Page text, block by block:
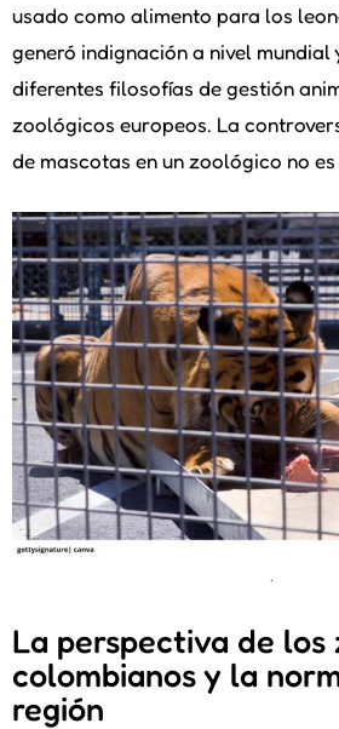
usado como alimento para los
generó indignación a nivel mundial
diferentes filosofías de gestión
zoológicos europeos. La
de mascotas en un zoológico no
.
La perspectiva de los
colombianos y la
región